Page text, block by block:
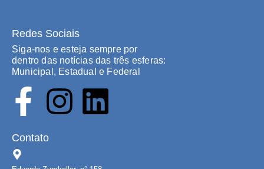
Redes Sociais
Siga-nos e esteja sempre por
dentro das notícias das três esferas:
Municipal, Estadual e Federal
Contato